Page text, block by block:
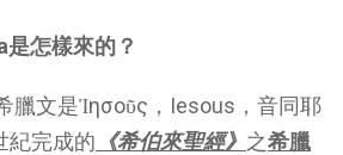
是怎樣來的？
臘文是Ἰησοῦς，Iesous，音同耶
紀完成的 《希伯來聖經》 之希臘